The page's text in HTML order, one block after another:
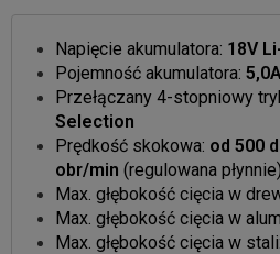
Napięcie akumulatora: 18V
Pojemność akumulatora:
Przełączany 4-stopniowy
Selection
Prędkość skokowa: od 500
obr/min (regulowana płynnie)
Max. głębokość cięcia w
Max. głębokość cięcia w
Max. głębokość cięcia w stali: